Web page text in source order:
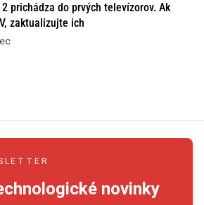
prichádza do prvých televízorov. Ak
zaktualizujte ich
novinky